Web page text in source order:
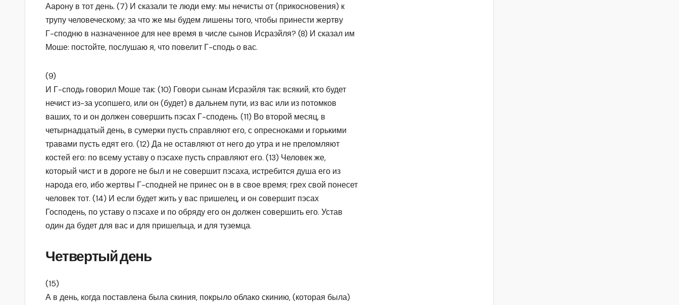
Аарону в тот день. (7) И сказали те люди ему: мы нечисты от (прикосновения) к
трупу человеческому; за что же мы будем лишены того, чтобы принести жертву
Г-сподню в назначенное для нее время в числе сынов Исраэйля? (8) И сказал им
Моше: постойте, послушаю я, что повелит Г-сподь о вас.
(9)
И Г-сподь говорил Моше так: (10) Говори сынам Исраэйля так: всякий, кто будет
нечист из-за усопшего, или он (будет) в дальнем пути, из вас или из потомков
ваших, то и он должен совершить пэсах Г-сподень. (11) Во второй месяц, в
четырнадцатый день, в сумерки пусть справляют его, с опресноками и горькими
травами пусть едят его. (12) Да не оставляют от него до утра и не преломляют
костей его: по всему уставу о пэсахе пусть справляют его. (13) Человек же,
который чист и в дороге не был и не совершит пэсаха, истребится душа его из
народа его, ибо жертвы Г-сподней не принес он в в свое время; грех свой понесет
человек тот. (14) И если будет жить у вас пришелец, и он совершит пэсах
Господень, по уставу о пэсахе и по обряду его он должен совершить его. Устав
один да будет для вас и для пришельца, и для туземца.
Четвертый день
(15)
А в день, когда поставлена была скиния, покрыло облако скинию, (которая была)